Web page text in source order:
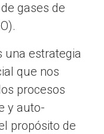
gases de
una estrategia
que nos
procesos
y auto-
propósito de